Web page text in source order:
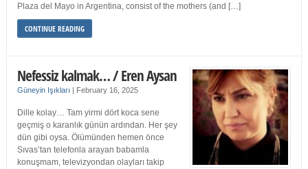
Plaza del Mayo in Argentina, consist of the mothers (and […]
CONTINUE READING
Nefessiz kalmak… / Eren Aysan
Güneyin Işıkları | February 16, 2025
Dille kolay… Tam yirmi dört koca sene
geçmiş o karanlık günün ardından. Her şey
dün gibi oysa. Ölümünden hemen önce
Sıvas’tan telefonla arayan babamla
konuşmam, televizyondan olayları takip